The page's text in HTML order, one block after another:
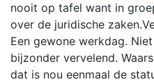
nooit op tafel want in
over de juridische
Een gewone werkdag.
bijzonder vervelend.
dat is nou eenmaal de